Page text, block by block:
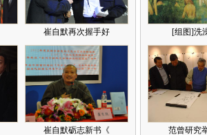
崔自默再次握手好
崔自默砺志新书《
[组图]洗
范曾研究